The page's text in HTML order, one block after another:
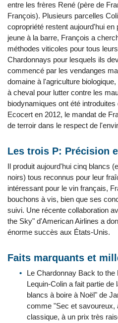
entre les frères René (père de
François). Plusieurs parcelles
copropriété restent aujourd'hui
jeune à la barre, François a
méthodes viticoles pour tous
Chardonnays pour lesquels ils
commencé par les vendanges
domaine à l'agriculture
à cheval pour lutter contre les
biodynamiques ont été
Ecocert en 2012, le mandat de
de terroir dans le respect de
Les trois P: Précision
Il produit aujourd'hui cinq blancs
noirs) tous reconnus pour leur
intéressant pour le vin français,
bouchons à vis, bien que ses
suivi. Une récente collaboration
the Sky" d'American Airlines a
énorme succès aux États-Unis.
Faits marquants et
Le Chardonnay Back to
Lequin-Colin a fait partie
blancs à boire à Noël" de
comme "Sec et savoureux,
classique, à un prix très